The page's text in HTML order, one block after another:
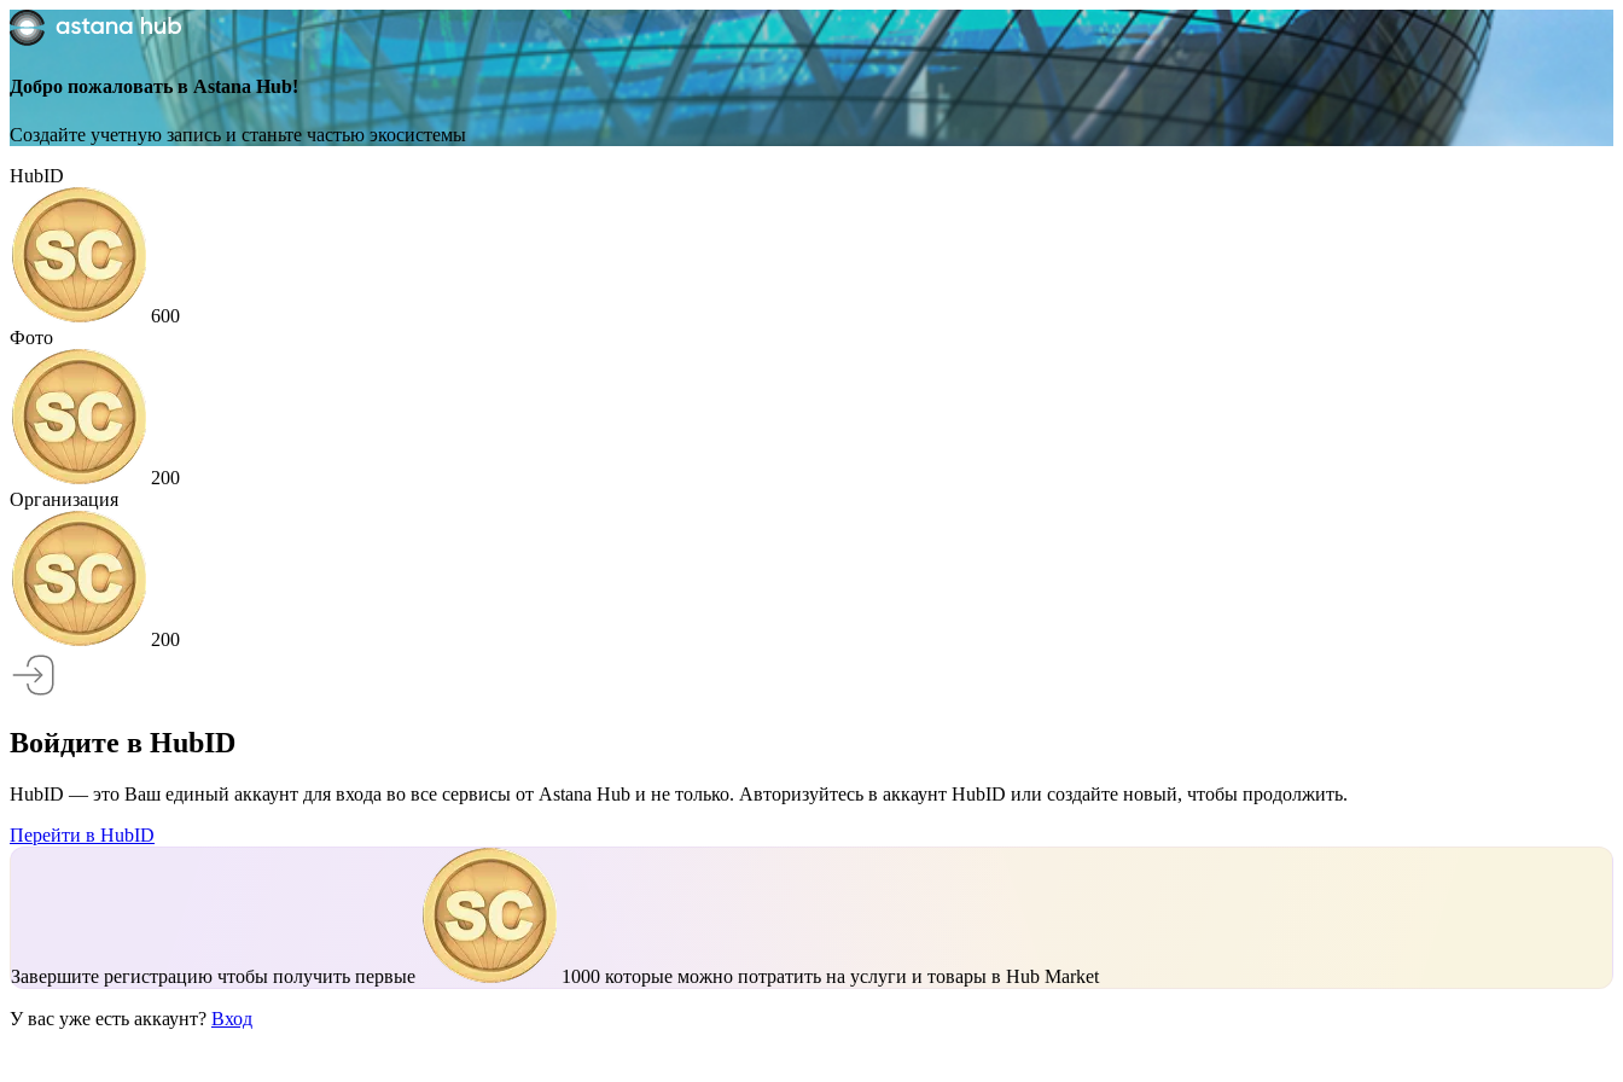
Добро пожаловать в Astana Hub!
Создайте учетную запись и станьте частью экосистемы
HubID
600
Фото
200
Организация
200
Войдите в HubID
HubID — это Ваш единый аккаунт для входа во все сервисы от Astana Hub и не только. Авторизуйтесь в аккаунт HubID или создайте новый, чтобы продолжить.
Перейти в HubID
Завершите регистрацию чтобы получить первые 1000 которые можно потратить на услуги и товары в Hub Market
У вас уже есть аккаунт? Вход